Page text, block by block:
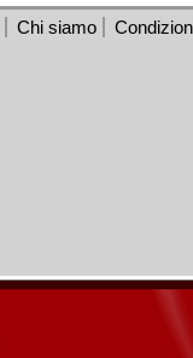
Chi siamo